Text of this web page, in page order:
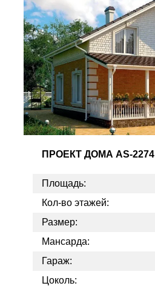
ПРОЕКТ ДОМА AS-2274
Площадь:
Кол-во этажей:
Размер:
Мансарда:
Гараж:
Цоколь: